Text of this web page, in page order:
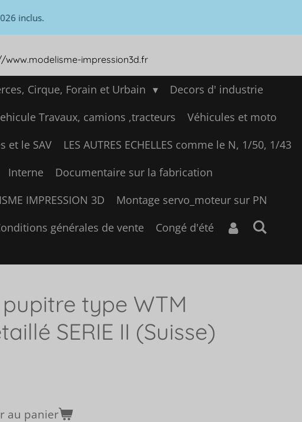
inclus.
www.modelisme-impression3d.fr
Cirque, Forain et Urbain
Decors d' industrie
Travaux, camions ,tracteurs
Véhicules et moto
et le SAV
LES AUTRES ECHELLES comme le N, 1/50, 1/43
Interne
Documentaire sur la fabrication
IMPRESSION 3D
Montage servo_moteur sur PN
générales de vente
Congé d'été
type WTM
SERIE II (Suisse)
au panier